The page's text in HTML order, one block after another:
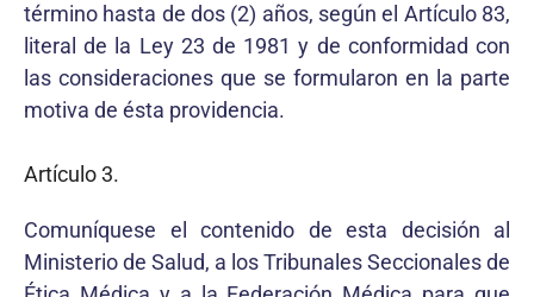
término hasta de dos (2) años, según el Artículo 83,
literal de la Ley 23 de 1981 y de conformidad con
las consideraciones que se formularon en la parte
motiva de ésta providencia.
Artículo 3.
Comuníquese el contenido de esta decisión al
Ministerio de Salud, a los Tribunales Seccionales de